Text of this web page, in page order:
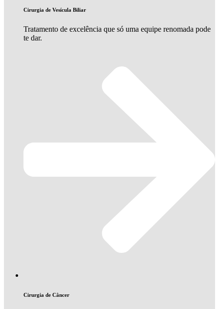
Cirurgia de Vesícula Biliar
Tratamento de excelência que só uma equipe renomada pode
te dar.
Cirurgia de Câncer